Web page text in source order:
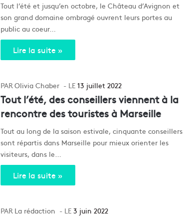
Tout l’été et jusqu’en octobre, le Château d’Avignon et
son grand domaine ombragé ouvrent leurs portes au
public au coeur…
Lire la suite »
Olivia Chaber 13 juillet 2022
Tout l’été, des conseillers viennent à la
rencontre des touristes à Marseille
Tout au long de la saison estivale, cinquante conseillers
sont répartis dans Marseille pour mieux orienter les
visiteurs, dans le…
Lire la suite »
La rédaction 3 juin 2022